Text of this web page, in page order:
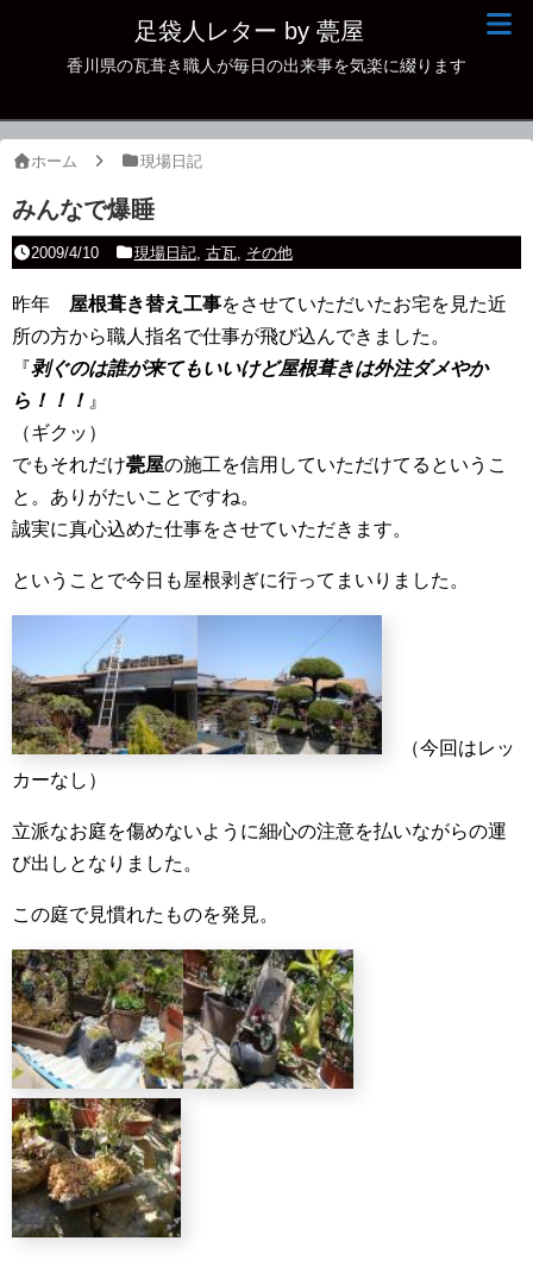
足袋人レター by 甍屋
香川県の瓦葺き職人が毎日の出来事を気楽に綴ります
ホーム 現場日記
みんなで爆睡
2009/4/10 現場日記, 古瓦, その他
昨年 屋根葺き替え工事をさせていただいたお宅を見た近
所の方から職人指名で仕事が飛び込んできました。
『剥ぐのは誰が来てもいいけど屋根葺きは外注ダメやか
ら！！！ 』
（ギクッ）
でもそれだけ甍屋の施工を信用していただけてるというこ
と。ありがたいことですね。
誠実に真心込めた仕事をさせていただきます。
ということで今日も屋根剥ぎに行ってまいりました。
（今回はレッ
カーなし）
立派なお庭を傷めないように細心の注意を払いながらの運
び出しとなりました。
この庭で見慣れたものを発見。
現場日記
古瓦
本日の一品